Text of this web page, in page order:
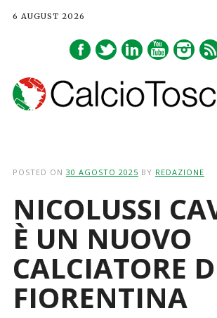
6 AUGUST 2026
POSTED ON 30 AGOSTO 2025 BY REDAZIONE
NICOLUSSI
È UN NUOVO
CALCIATORE
FIORENTINA